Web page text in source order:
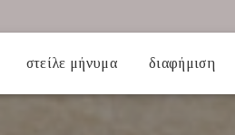
στείλε μήνυμα διαφήμιση